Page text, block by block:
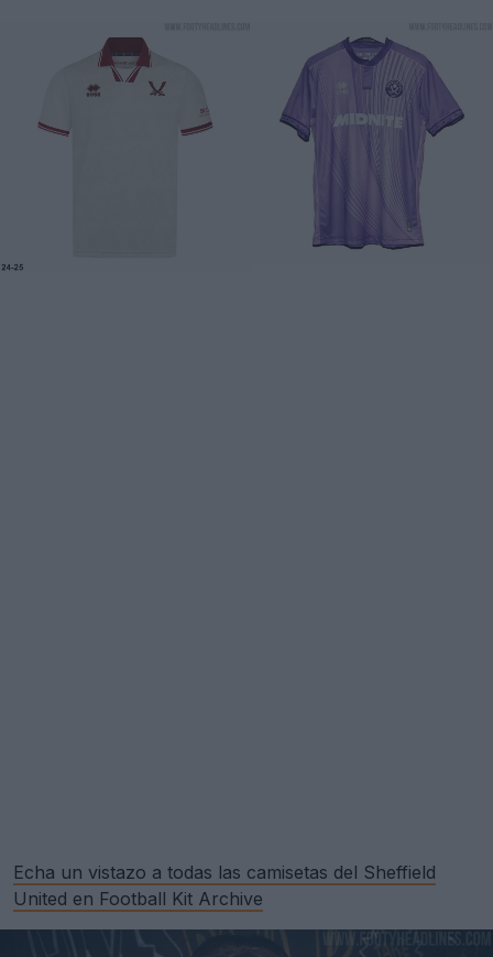
Echa un vistazo a todas las camisetas del Sheffield
United en Football Kit Archive